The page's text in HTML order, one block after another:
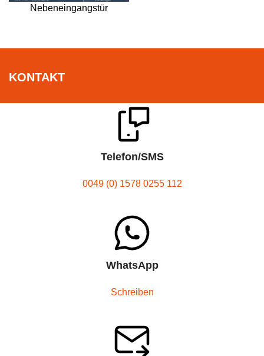
Nebeneingangstür
KONTAKT
Telefon/SMS
0049 (0) 1578 0255 112
WhatsApp
Schreiben